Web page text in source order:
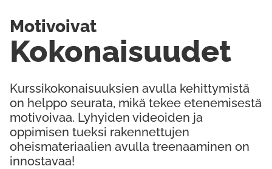
Kurssikokonaisuuksien avulla kehittymistä
on helppo seurata, mikä tekee etenemisestä
motivoivaa. Lyhyiden videoiden ja
oppimisen tueksi rakennettujen
oheismateriaalien avulla treenaaminen on
innostavaa!
Kokonaisuudet
Motivoivat